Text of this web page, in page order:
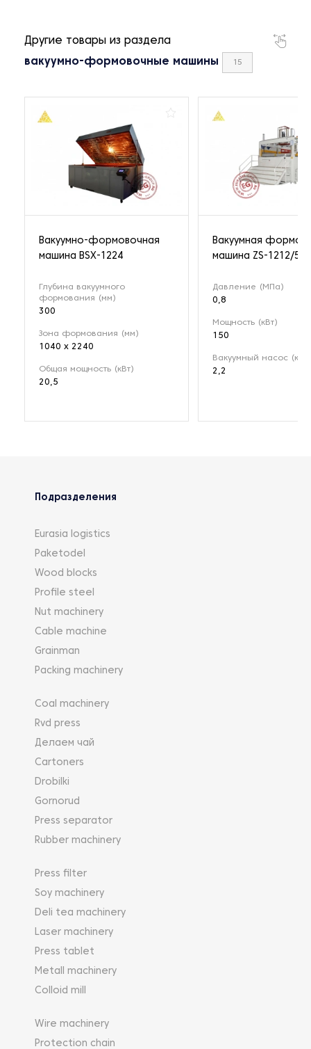
Другие товары из раздела
вакуумно-формовочные машины 15
Вакуумно-формовочная
машина BSX-1224
Глубина вакуумного
формования (мм)
300
Зона формования (мм)
1040 x 2240
Общая мощность (кВт)
20,5
Вакуумная
машина ZS-1212/5
Давление (МПа)
0,8
Мощность (кВт)
150
Вакуумный насос (кВт)
2,2
Подразделения
Eurasia logistics
Paketodel
Wood blocks
Profile steel
Nut machinery
Cable machine
Grainman
Packing machinery
Coal machinery
Rvd press
Делаем чай
Cartoners
Drobilki
Gornorud
Press separator
Rubber machinery
Press filter
Soy machinery
Deli tea machinery
Laser machinery
Press tablet
Metall machinery
Colloid mill
Wire machinery
Protection chain